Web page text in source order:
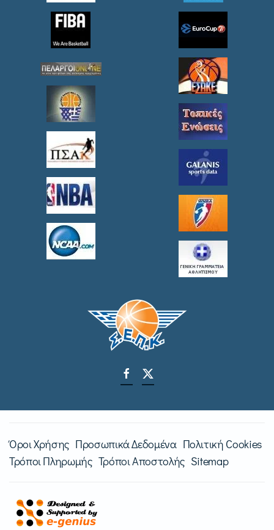
Όροι Χρήσης Προσωπικά Δεδομένα Πολιτική Cookies
Τρόποι Πληρωμής Τρόποι Αποστολής Sitemap